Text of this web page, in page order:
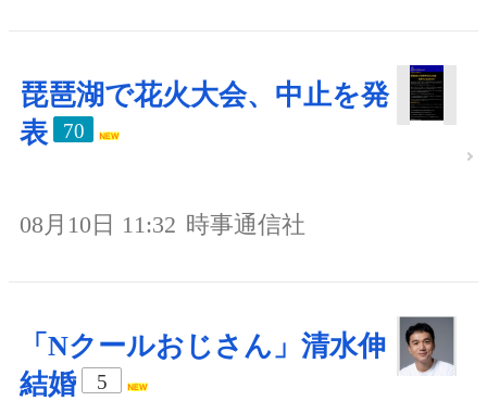
琵琶湖で花火大会、中止を発
表
70
08月10日 11:32 時事通信社
「Nクールおじさん」清水伸
結婚
5